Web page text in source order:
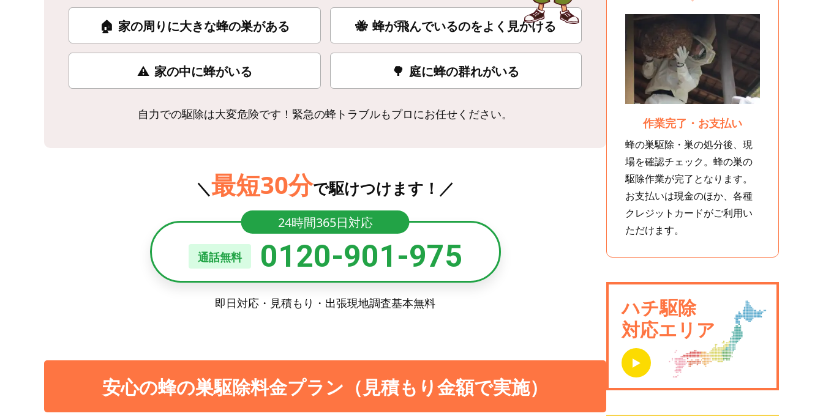
🏠 家の周りに大きな蜂の巣がある 🐝 蜂が飛んでいるのをよく見かける
⚠ 家の中に蜂がいる 🌳 庭に蜂の群れがいる
自力での駆除は大変危険です！緊急の蜂トラブルもプロにお任せください。
＼最短30分で駆けつけます！／
24時間365日対応
通話無料 0120-901-975
即日対応・見積もり・出張現地調査基本無料
安心の蜂の巣駆除料金プラン（見積もり金額で実施）
作業完了・お支払い
蜂の巣駆除・巣の処分後、現
場を確認チェック。蜂の巣の
駆除作業が完了となります。
お支払いは現金のほか、各種
クレジットカードがご利用い
ただけます。